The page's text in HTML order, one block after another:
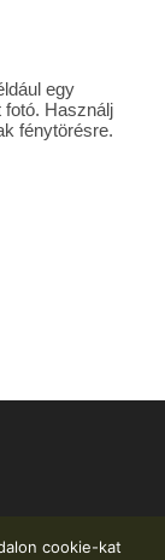
egy
fotó. Használj
fénytörésre.
cookie-kat